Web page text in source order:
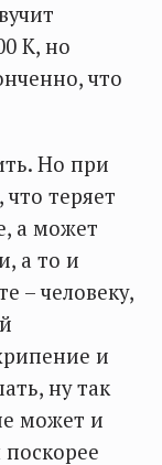
К, но
что
Но при
теряет
а может
а то и
– человеку,
и
ну так
может и